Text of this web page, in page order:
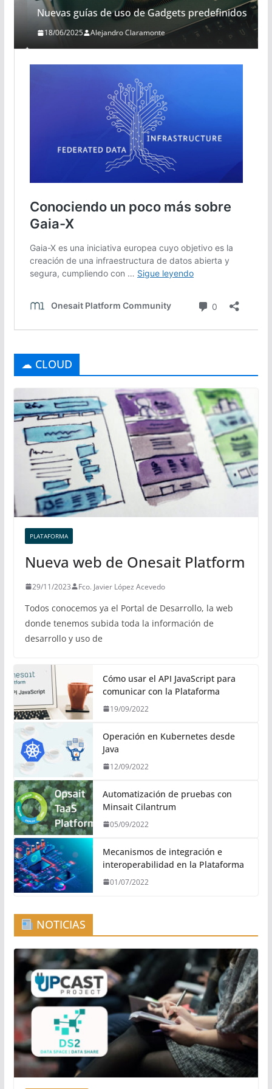
Nuevas guías de uso de Gadgets predefinidos
18/06/2025 Alejandro Claramonte
☁ CLOUD
PLATAFORMA
Nueva web de Onesait Platform
29/11/2023 Fco. Javier López Acevedo
Todos conocemos ya el Portal de Desarrollo, la web
donde tenemos subida toda la información de
desarrollo y uso de
Cómo usar el API JavaScript para
comunicar con la Plataforma
19/09/2022
Operación en Kubernetes desde
Java
12/09/2022
Automatización de pruebas con
Minsait Cilantrum
05/09/2022
Mecanismos de integración e
interoperabilidad en la Plataforma
01/07/2022
NOTICIAS